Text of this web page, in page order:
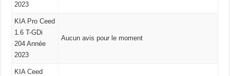
2023
KIA Pro Ceed
1.6 T-GDi
204 Année
2023
Aucun avis pour le moment
KIA Ceed